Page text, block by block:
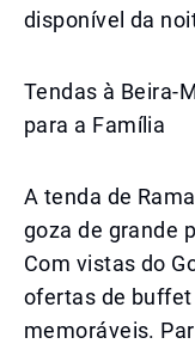
disponível da
Tendas à Beira-
para a Família
A tenda de
goza de grande
Com vistas do
ofertas de
memoráveis.